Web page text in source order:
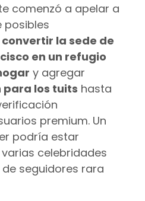
comenzó a apelar a
posibles
convertir la sede de
en un refugio
y agregar
para los tuits hasta
premium. Un
podría estar
celebridades
seguidores rara